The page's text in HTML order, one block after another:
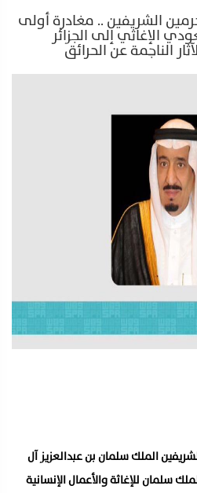
الشريفين .. مغادرة أولى
الإغاثي إلى الجزائر
الناجمة عن الحرائق
الملك سلمان بن عبدالعزيز آل
سلمان للإغاثة والأعمال الإنسانية